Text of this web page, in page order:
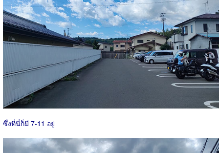
ซึ่งที่นี่ก็มี 7-11 อยู่